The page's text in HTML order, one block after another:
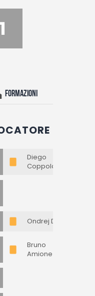
1
Formazioni
Diego
Coppola
Ondrej Duda
Bruno
Amione